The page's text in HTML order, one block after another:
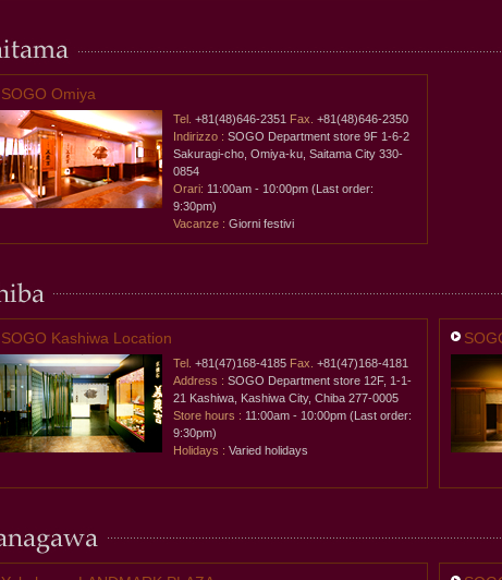
SOGO Omiya
Tel. +81(48)646-2351 Fax. +81(48)646-2350
Indirizzo : SOGO Department store 9F 1-6-2
Sakuragi-cho, Omiya-ku, Saitama City 330-
0854
Orari: 11:00am - 10:00pm (Last order:
9:30pm)
Vacanze : Giorni festivi
SOGO Kashiwa Location
Tel. +81(47)168-4185 Fax. +81(47)168-4181
Address : SOGO Department store 12F, 1-1-
21 Kashiwa, Kashiwa City, Chiba 277-0005
Store hours : 11:00am - 10:00pm (Last order:
9:30pm)
Holidays : Varied holidays